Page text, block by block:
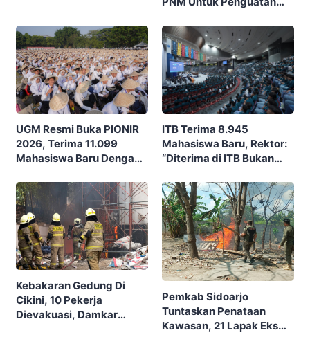
Nusantara
UGM Resmi Buka PIONIR
2026, Terima 11.099
Mahasiswa Baru Dengan
Membangun Bangsa”
ITB Terima 8.945
Mahasiswa Baru, Rektor:
“Diterima di ITB Bukan
Kebakaran Gedung Di
Cikini, 10 Pekerja
Dievakuasi, Damkar
Pemkab Sidoarjo
Tuntaskan Penataan
Kawasan, 21 Lapak Eks